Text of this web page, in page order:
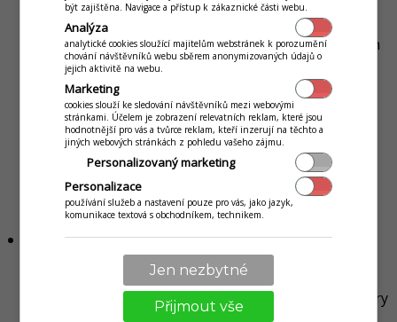
webových stránkách na zobrazení obsahu a reklam,
které jsou přizpůsobeny vašim zájmům. Tyto cookies
mohou shromažďovat informace o vašich zvyklostech
při prohlížení našich webových stránek. Mohou být
využity i na rozpoznání vaší opětovné návštěvy
některé z webových stránek, které jsou součástí naší
sítě. Tímto způsobem můžeme poskytovat na našich
webových stránkách obsah a reklamy, které jsou pro
vás relevantnější a efektivnější cílit přímou
marketingovou komunikaci, ale také omezit počtu
zobrazení reklamy a měřit účinnost reklamních
kampaní.
Soubory cookie třetích stran
Na stránkách jsou propojení a integrovaný obsah z
jiných webových stránek. Proto mohou být během
používání našich webových stránek vytvořené soubory
cookies, které nepodléhají kontrole naší společnosti.
být zajištěna. Navigace a přístup k zákaznické části webu.
Analýza
analytické cookies sloužící majitelům webstránek k porozumění
chování návštěvníků webu sběrem anonymizovaných údajů o
jejich aktivitě na webu.
Marketing
cookies slouží ke sledování návštěvníků mezi webovými
stránkami. Účelem je zobrazení relevatních reklam, které jsou
hodnotnější pro vás a tvůrce reklam, kteří inzerují na těchto a
jiných webových stránkách z pohledu vašeho zájmu.
Personalizovaný marketing
Personalizace
používání služeb a nastavení pouze pro vás, jako jazyk,
komunikace textová s obchodníkem, technikem.
Jen nezbytné
Přijmout vše